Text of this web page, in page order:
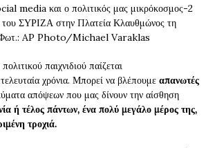
του ΣΥΡΙΖΑ στην Πλατεία Κλαυθμώνος τη
AP Photo/Michael Varaklas
παιχνιδιού παίζεται
χρόνια. Μπορεί να βλέπουμε απανωτές
απόψεων που μας δίνουν την αίσθηση
ή τέλος πάντων, ένα πολύ μεγάλο μέρος της,
τροχιά.